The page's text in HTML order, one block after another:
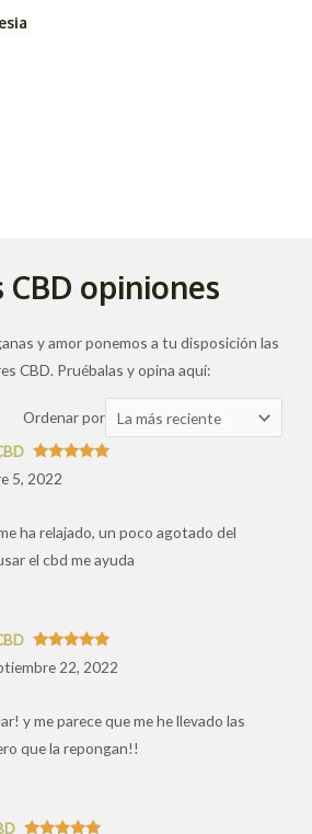
CBD opiniones
y amor ponemos a tu disposición las
CBD. Pruébalas y opina aquí:
Ordenar por Ordenar
las
Valorado
con
5, 2022
ha relajado, un poco agotado del
el cbd me ayuda
Valorado
con5de 5
22, 2022
y me parece que me he llevado las
que la repongan!!